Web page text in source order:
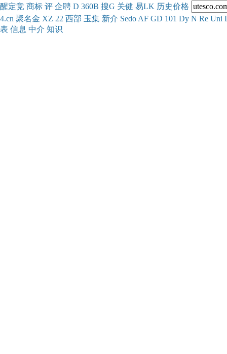
醒定竞 商标 评 企聘 D 360B 搜G 关健 易LK 历史价格
4.cn 聚名金 XZ 22 西部 玉集 新介 Sedo AF GD 101 Dy N Re Uni
表 信息 中介 知识